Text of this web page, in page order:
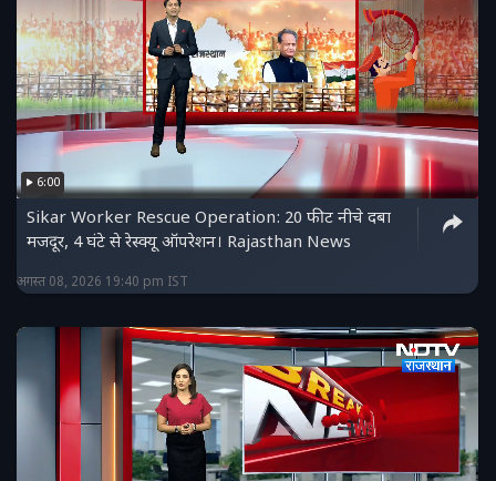
6:00
Sikar Worker Rescue Operation: 20 फीट नीचे दबा
मजदूर, 4 घंटे से रेस्क्यू ऑपरेशन। Rajasthan News
अगस्त 08, 2026 19:40 pm IST